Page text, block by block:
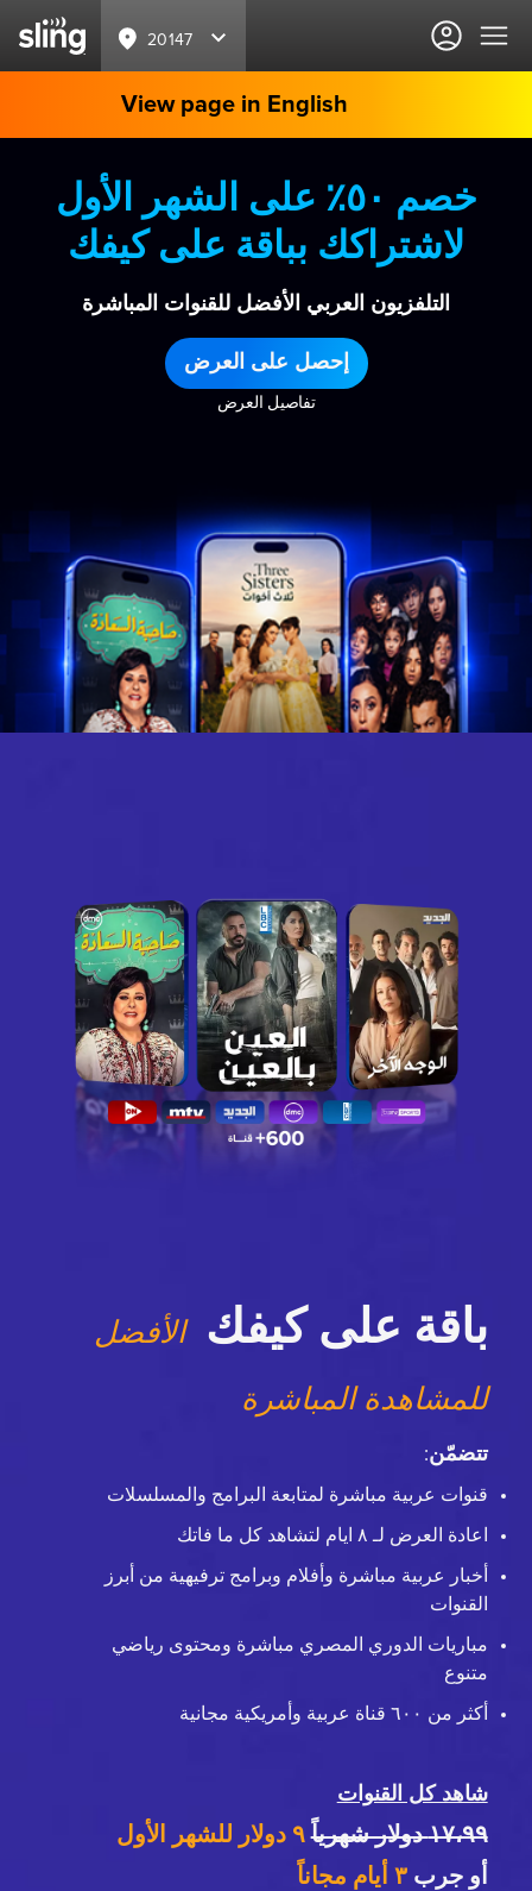
20147
View page in English
خصم ٥٠٪ على الشهر الأول
لاشتراكك بباقة على كيفك
التلفزيون العربي الأفضل للقنوات المباشرة
إحصل على العرض
تفاصيل العرض
باقة على كيفك الأفضل
للمشاهدة المباشرة
تتضمّن:
قنوات عربية مباشرة لمتابعة البرامج والمسلسلات
اعادة العرض لـ ٨ ايام لتشاهد كل ما فاتك
أخبار عربية مباشرة وأفلام وبرامج ترفيهية من أبرز
القنوات
مباريات الدوري المصري مباشرة ومحتوى رياضي
متنوع
أكثر من ٦٠٠ قناة عربية وأمريكية مجانية
شاهد كل القنوات
١٧،٩٩ دولار شهرياً
٩ دولار للشهر الأول
أو جرب٣ أيام مجاناً